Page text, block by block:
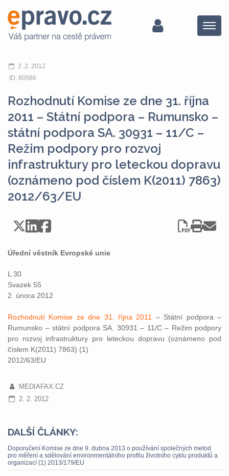
Menu
2. 2. 2012
ID: 80566
Rozhodnutí Komise ze dne 31. října
2011 – Státní podpora – Rumunsko –
státní podpora SA. 30931 – 11/C –
Režim podpory pro rozvoj
infrastruktury pro leteckou dopravu
(oznámeno pod číslem K(2011) 7863)
2012/63/EU
Úřední věstník Evropské unie
L 30
Svazek 55
2. února 2012
Rozhodnutí Komise ze dne 31. října 2011
– Státní podpora –
Rumunsko – státní podpora SA. 30931 – 11/C – Režim podpory
pro rozvoj infrastruktury pro leteckou dopravu (oznámeno pod
číslem K(2011) 7863) (1)
2012/63/EU
MEDIAFAX.CZ
2. 2. 2012
DALŠÍ ČLÁNKY:
Doporučení Komise ze dne 9. dubna 2013 o používání společných metod
pro měření a sdělování environmentálního profilu životního cyklu produktů a
organizací (1) 2013/179/EU